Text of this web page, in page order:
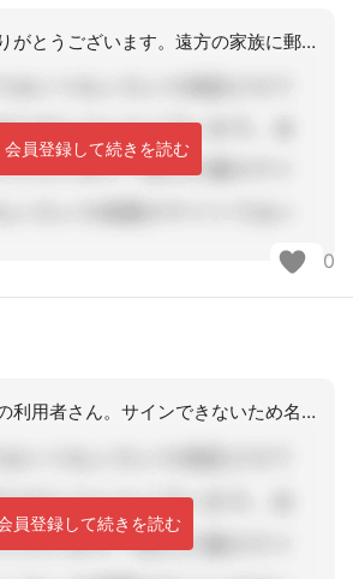
ふまでさん、ありがとうございます。遠方の家族に郵送で送り毎回書いてもらっています
会員登録して続きを読む
0
右半身麻痺の独居の利用者さん。サインできないため名前のゴム印を作っており、それを
員登録して続きを読む